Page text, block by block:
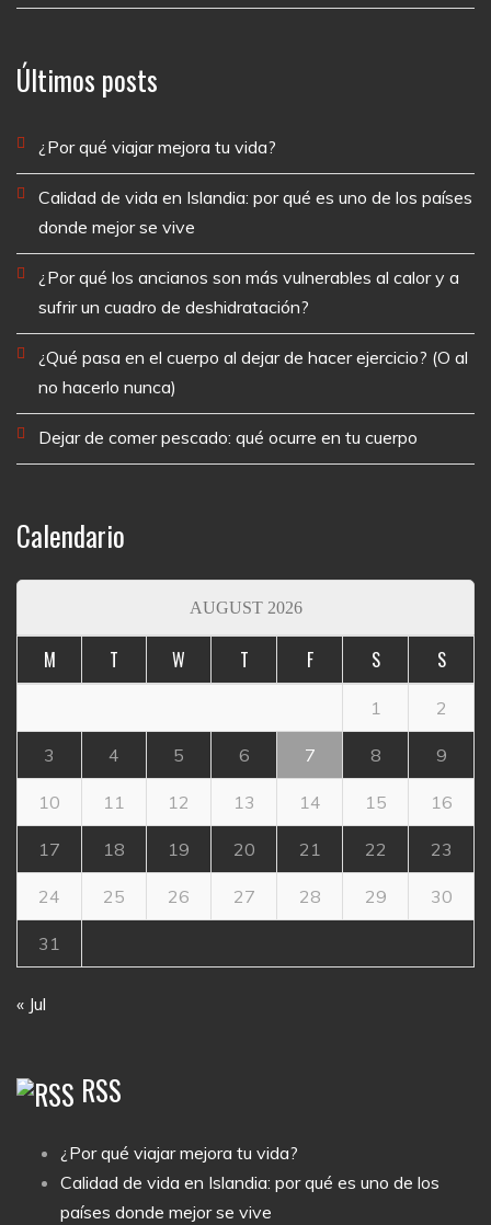
Últimos posts
¿Por qué viajar mejora tu vida?
Calidad de vida en Islandia: por qué es uno de los países
donde mejor se vive
¿Por qué los ancianos son más vulnerables al calor y a
sufrir un cuadro de deshidratación?
¿Qué pasa en el cuerpo al dejar de hacer ejercicio? (O al
no hacerlo nunca)
Dejar de comer pescado: qué ocurre en tu cuerpo
Calendario
AUGUST 2026
M T W T F S S
1 2
3 4 5 6 7 8 9
10 11 12 13 14 15 16
17 18 19 20 21 22 23
24 25 26 27 28 29 30
31
« Jul
RSS
¿Por qué viajar mejora tu vida?
Calidad de vida en Islandia: por qué es uno de los
países donde mejor se vive